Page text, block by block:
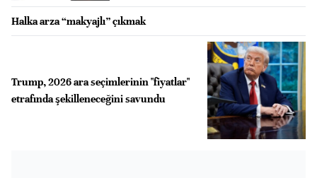
Halka arza “makyajlı” çıkmak
Trump, 2026 ara seçimlerinin "fiyatlar"
etrafında şekilleneceğini savundu